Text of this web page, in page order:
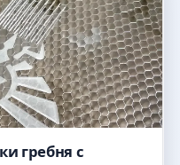
гребня с